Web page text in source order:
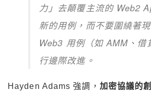
力」去顛覆主流的 Web2
新的用例，而不要圍繞著
Web3 用例（如 AMM、借
行邊際改進。
Hayden Adams 強調， 加密協議的